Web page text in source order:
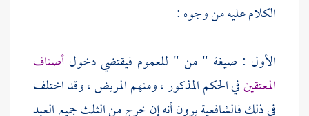
الكلام عليه من وجوه :
الأول : صيغة " من " للعموم فيقتضي دخول أصناف
المعتقينفي الحكم المذكور ، ومنهم المريض ، وقد اختلف
في ذلك فالشافعية يرون أنه إن خرج من الثلث جميع العبد